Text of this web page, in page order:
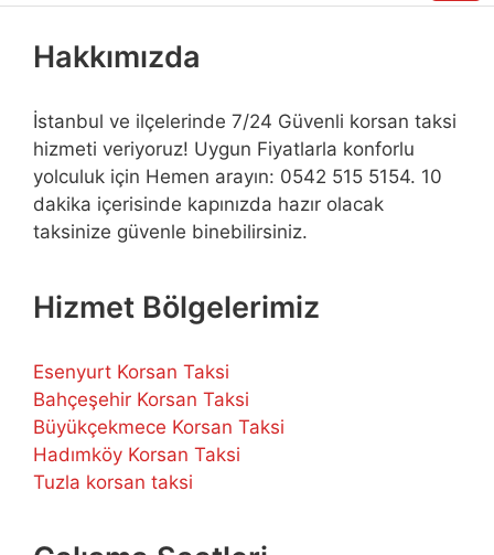
Hakkımızda
İstanbul ve ilçelerinde 7/24 Güvenli korsan taksi
hizmeti veriyoruz! Uygun Fiyatlarla konforlu
yolculuk için Hemen arayın: 0542 515 5154. 10
dakika içerisinde kapınızda hazır olacak
taksinize güvenle binebilirsiniz.
Hizmet Bölgelerimiz
Esenyurt Korsan Taksi
Bahçeşehir Korsan Taksi
Büyükçekmece Korsan Taksi
Hadımköy Korsan Taksi
Tuzla korsan taksi